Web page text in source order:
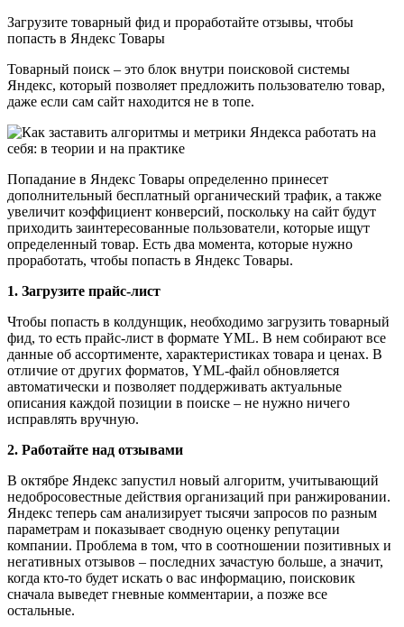
Загрузите товарный фид и проработайте отзывы, чтобы
попасть в Яндекс Товары
Товарный поиск – это блок внутри поисковой системы
Яндекс, который позволяет предложить пользователю товар,
даже если сам сайт находится не в топе.
Попадание в Яндекс Товары определенно принесет
дополнительный бесплатный органический трафик, а также
увеличит коэффициент конверсий, поскольку на сайт будут
приходить заинтересованные пользователи, которые ищут
определенный товар. Есть два момента, которые нужно
проработать, чтобы попасть в Яндекс Товары.
1. Загрузите прайс-лист
Чтобы попасть в колдунщик, необходимо загрузить товарный
фид, то есть прайс-лист в формате YML. В нем собирают все
данные об ассортименте, характеристиках товара и ценах. В
отличие от других форматов, YML-файл обновляется
автоматически и позволяет поддерживать актуальные
описания каждой позиции в поиске – не нужно ничего
исправлять вручную.
2. Работайте над отзывами
В октябре Яндекс запустил новый алгоритм, учитывающий
недобросовестные действия организаций при ранжировании.
Яндекс теперь сам анализирует тысячи запросов по разным
параметрам и показывает сводную оценку репутации
компании. Проблема в том, что в соотношении позитивных и
негативных отзывов – последних зачастую больше, а значит,
когда кто-то будет искать о вас информацию, поисковик
сначала выведет гневные комментарии, а позже все
остальные.